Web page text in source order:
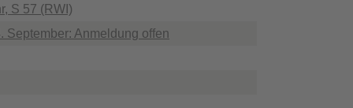
S 57 (RWI)
Anmeldung offen